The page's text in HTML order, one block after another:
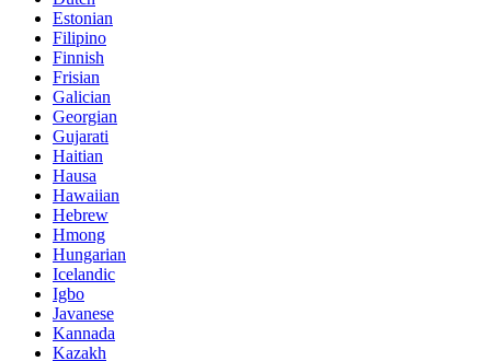
Estonian
Filipino
Finnish
Frisian
Galician
Georgian
Gujarati
Haitian
Hausa
Hawaiian
Hebrew
Hmong
Hungarian
Icelandic
Igbo
Javanese
Kannada
Kazakh